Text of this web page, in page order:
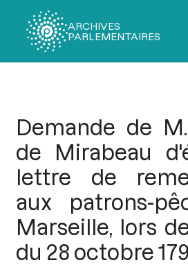
ARCHIVES
PARLEMENTAIRES
Demande de
de Mirabeau
lettre de
aux patrons-
Marseille, lors
du 28 octobre